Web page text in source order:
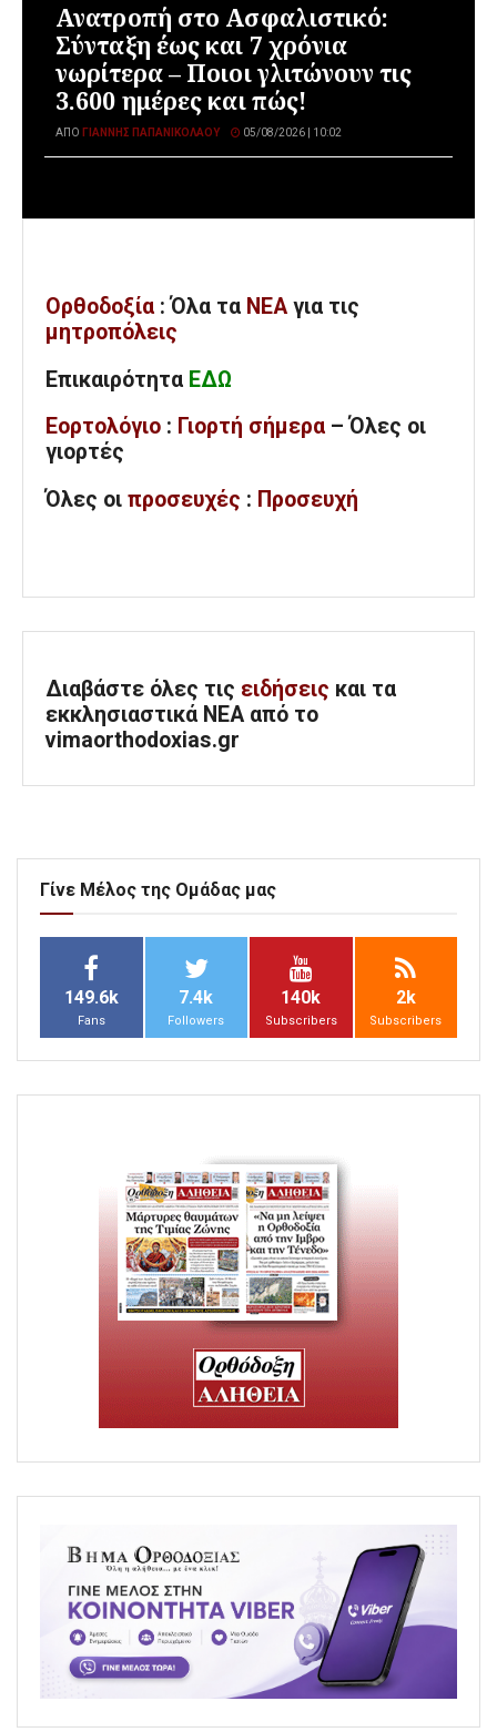
Ανατροπή στο Ασφαλιστικό:
Σύνταξη έως και 7 χρόνια
νωρίτερα – Ποιοι γλιτώνουν τις
3.600 ημέρες και πώς!
ΑΠΌ ΓΙΆΝΝΗΣ ΠΑΠΑΝΙΚΟΛΆΟΥ 05/08/2026 | 10:02
Ορθοδοξία : Όλα τα ΝΕΑ για τις
μητροπόλεις
Επικαιρότητα ΕΔΩ
Εορτολόγιο : Γιορτή σήμερα – Όλες οι
γιορτές
Όλες οι προσευχές : Προσευχή
Διαβάστε όλες τις ειδήσεις και τα
εκκλησιαστικά ΝΕΑ από το
vimaorthodoxias.gr
Γίνε Μέλος της Ομάδας μας
149.6k
Fans
7.4k
Followers
140k
Subscribers
2k
Subscribers